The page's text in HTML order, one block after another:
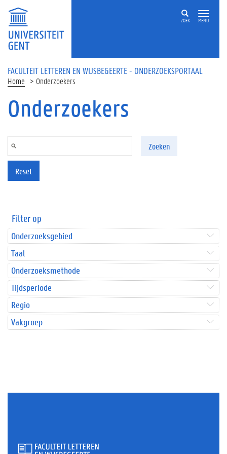
Overslaan en naar de inhoud gaan
ZOEK MENU
FACULTEIT LETTEREN EN WIJSBEGEERTE - ONDERZOEKSPORTAAL
Home Onderzoekers
Onderzoekers
Zoeken
Reset
Filter op
Onderzoeksgebied
Taal
Onderzoeksmethode
Tijdsperiode
Regio
Vakgroep